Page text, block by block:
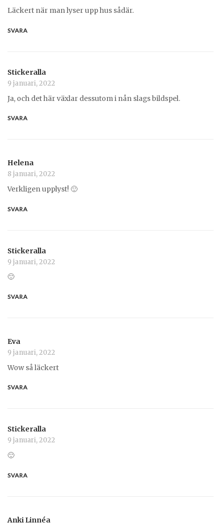
Läckert när man lyser upp hus sådär.
SVARA
Stickeralla
9 januari, 2022
Ja, och det här växlar dessutom i nån slags bildspel.
SVARA
Helena
8 januari, 2022
Verkligen upplyst! 🙂
SVARA
Stickeralla
9 januari, 2022
🙂
SVARA
Eva
9 januari, 2022
Wow så läckert
SVARA
Stickeralla
9 januari, 2022
🙂
SVARA
Anki Linnéa